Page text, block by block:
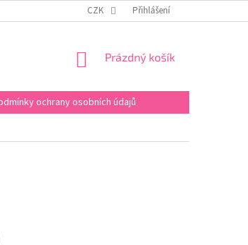
WEB EVIKLUBU S KURZY
CZK Přihlášení
NÁKUPNÍ
Prázdný košík
ochrany osobních údajů